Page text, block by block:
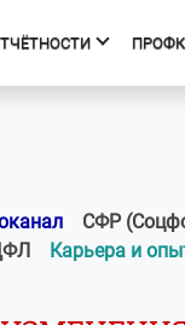
об
СФР
Карьера и